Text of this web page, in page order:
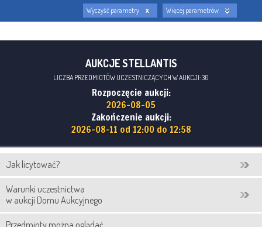
Wyczyść parametry Więcej parametrów
AUKCJE STELLANTIS
LICZBA PRZEDMIOTÓW UCZESTNICZĄCYCH W AUKCJI: 30
Rozpoczęcie aukcji:
2026-08-05
Zakończenie aukcji:
2026-08-11 od 12:00 do 12:58
Jak licytować?
Warunki uczestnictwa
w aukcji Domu Aukcyjnego